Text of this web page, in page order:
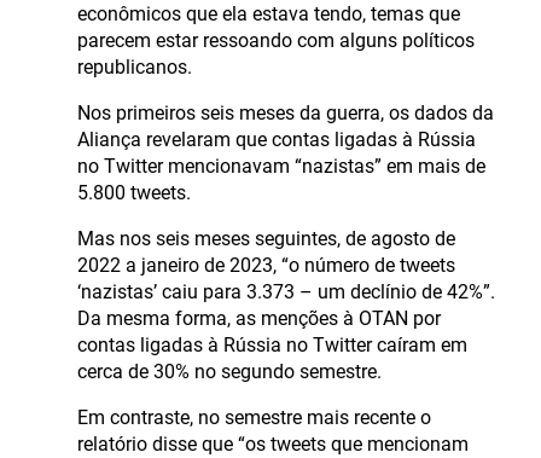
econômicos que ela estava tendo, temas que
parecem estar ressoando com alguns políticos
republicanos.
Nos primeiros seis meses da guerra, os dados da
Aliança revelaram que contas ligadas à Rússia
no Twitter mencionavam “nazistas” em mais de
5.800 tweets.
Mas nos seis meses seguintes, de agosto de
2022 a janeiro de 2023, “o número de tweets
‘nazistas’ caiu para 3.373 – um declínio de 42%”.
Da mesma forma, as menções à OTAN por
contas ligadas à Rússia no Twitter caíram em
cerca de 30% no segundo semestre.
Em contraste, no semestre mais recente o
relatório disse que “os tweets que mencionam